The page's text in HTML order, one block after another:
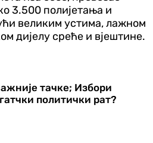
3.500 полијетања и
великим устима, лажном
дијелу среће и вјештине.
тачке; Избори
политички рат?